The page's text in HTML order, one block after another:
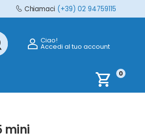
Chiamaci (+39) 02 94759115
Ciao!
Accedi al tuo account
shopping_cart 0
mini